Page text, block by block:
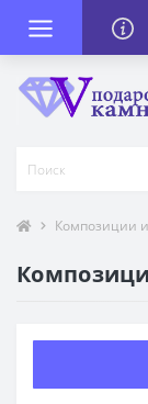
Композиции